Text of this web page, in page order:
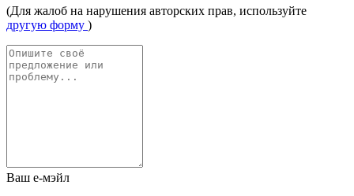
(Для жалоб на нарушения авторских прав, используйте
другую форму )
Ваш е-мэйл